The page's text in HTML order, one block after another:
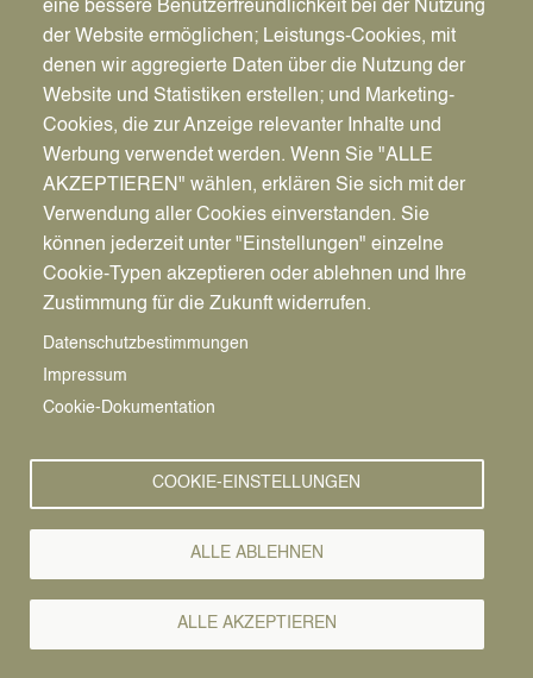
Datum
Fr., 12.06.2026
18:00 - 21:00
Ort
Stadtbücherei Datteln
Kolpingstraße 1
45711 Datteln
Deutschland
Pfadnavigation
eine bessere Benutzerfreundlichkeit bei der Nutzung
der Website ermöglichen; Leistungs-Cookies, mit
denen wir aggregierte Daten über die Nutzung der
Website und Statistiken erstellen; und Marketing-
Cookies, die zur Anzeige relevanter Inhalte und
Werbung verwendet werden. Wenn Sie "ALLE
AKZEPTIEREN" wählen, erklären Sie sich mit der
Verwendung aller Cookies einverstanden. Sie
können jederzeit unter "Einstellungen" einzelne
Cookie-Typen akzeptieren oder ablehnen und Ihre
Zustimmung für die Zukunft widerrufen.
Datenschutzbestimmungen
Impressum
Cookie-Dokumentation
COOKIE-EINSTELLUNGEN
ALLE ABLEHNEN
ALLE AKZEPTIEREN